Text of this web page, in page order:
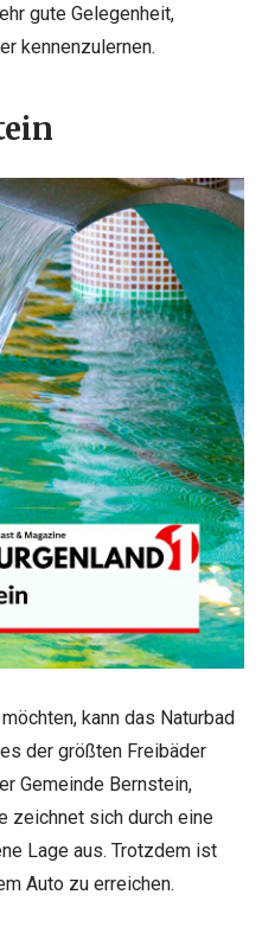
gute Gelegenheit,
kennenzulernen.
kann das Naturbad
der größten Freibäder
Gemeinde Bernstein,
zeichnet sich durch eine
Lage aus. Trotzdem ist
Auto zu erreichen.